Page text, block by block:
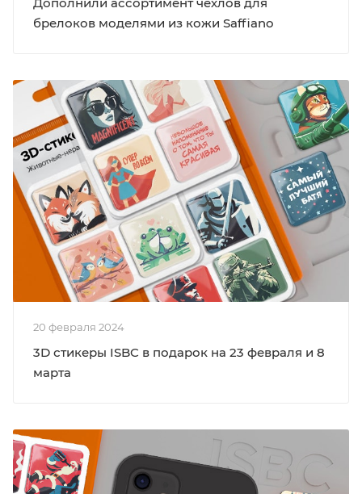
брелоков моделями из кожи Saffiano
20 февраля 2024
3D стикеры ISBC в подарок на 23 февраля и 8
марта